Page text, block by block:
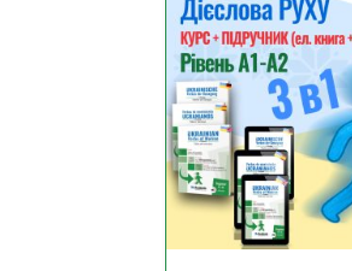
має
кілька
варіантів.
Параметри
можна
вибрати
на
сторінці